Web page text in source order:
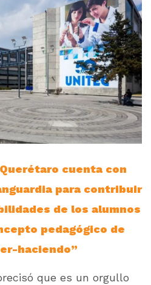
Querétaro cuenta con
para contribuir
de los alumnos
pedagógico de
haciendo”
que es un orgullo